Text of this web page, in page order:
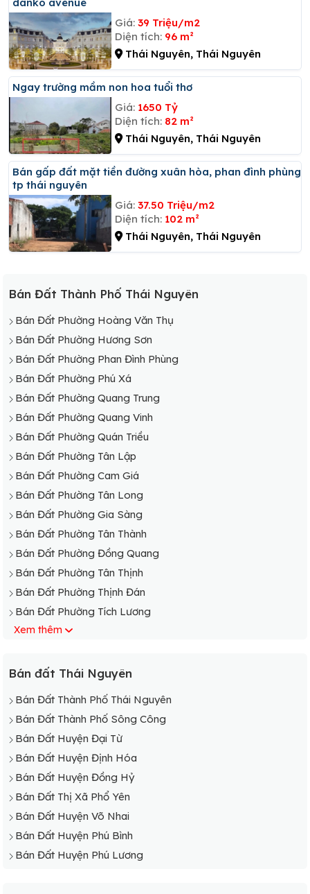
Giá: 39 Triệu/m2
Diện tích: 96 m²
Thái Nguyên, Thái Nguyên
Ngay trường mầm non hoa tuổi thơ
Giá: 1650 Tỷ
Diện tích: 82 m²
Thái Nguyên, Thái Nguyên
Bán gấp đất mặt tiền đường xuân hòa, phan đình phùng,
tp thái nguyên
Giá: 37.50 Triệu/m2
Diện tích: 102 m²
Thái Nguyên, Thái Nguyên
Bán Đất Thành Phố Thái Nguyên
Bán Đất Phường Hoàng Văn Thụ
Bán Đất Phường Hương Sơn
Bán Đất Phường Phan Đình Phùng
Bán Đất Phường Phú Xá
Bán Đất Phường Quang Trung
Bán Đất Phường Quang Vinh
Bán Đất Phường Quán Triều
Bán Đất Phường Tân Lập
Bán Đất Phường Cam Giá
Bán Đất Phường Tân Long
Bán Đất Phường Gia Sàng
Bán Đất Phường Tân Thành
Bán Đất Phường Đồng Quang
Bán Đất Phường Tân Thịnh
Bán Đất Phường Thịnh Đán
Bán Đất Phường Tích Lương
Bán Đất Phường Trung Thành
Bán Đất Xã Cao Ngạn
Bán Đất Xã Đồng Bẩm
Bán Đất Xã Lương Sơn
Bán Đất Xã Phúc Hà
Bán Đất Xã Phúc Trìu
Bán Đất Xã Phúc Xuân
Bán Đất Xã Quyết Thắng
Bán Đất Xã Tân Cương
Bán Đất Xã Thịnh Đức
Xem thêm
Bán đất Thái Nguyên
Bán Đất Thành Phố Thái Nguyên
Bán Đất Thành Phố Sông Công
Bán Đất Huyện Đại Từ
Bán Đất Huyện Định Hóa
Bán Đất Huyện Đồng Hỷ
Bán Đất Thị Xã Phổ Yên
Bán Đất Huyện Võ Nhai
Bán Đất Huyện Phú Bình
Bán Đất Huyện Phú Lương